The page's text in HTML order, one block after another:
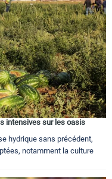
intensives sur les oasis
hydrique sans précédent,
notamment la culture